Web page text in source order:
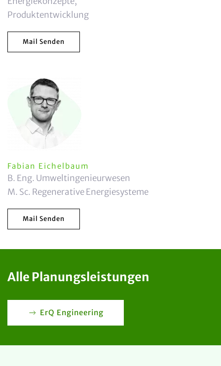
Produktentwicklung
Mail Senden
Fabian Eichelbaum
B. Eng. Umweltingenieurwesen
M. Sc. Regenerative Energiesysteme
Mail Senden
Alle Planungsleistungen
ErQ Engineering